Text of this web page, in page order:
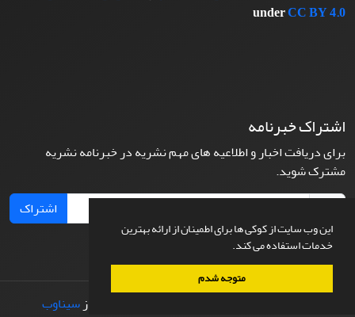
این وب سایت از کوکی ها برای اطمینان از ارائه بهترین
خدمات استفاده می کند.
متوجه شدم
underCC BY 4.0
اشتراک خبرنامه
برای دریافت اخبار و اطلاعیه های مهم نشریه در خبرنامه نشریه
مشترک شوید.
اشتراک
طراحی و پیاده سازی ازسیناوب